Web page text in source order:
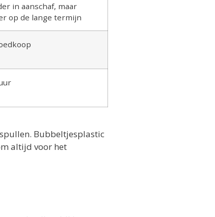
in aanschaf, maar
op de lange termijn
Bubbeltjesplastic
altijd voor het